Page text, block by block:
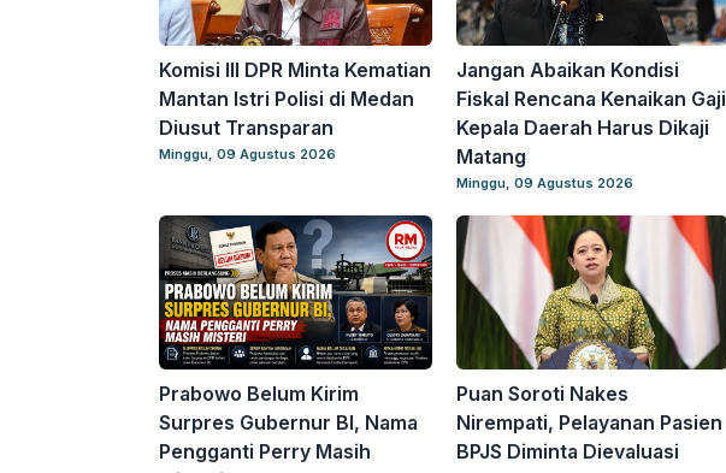
Komisi III DPR Minta Kematian
Mantan Istri Polisi di Medan
Diusut Transparan
Minggu, 09 Agustus 2026
Jangan Abaikan Kondisi
Fiskal Rencana Kenaikan Gaji
Kepala Daerah Harus Dikaji
Matang
Minggu, 09 Agustus 2026
Prabowo Belum Kirim
Surpres Gubernur BI, Nama
Pengganti Perry Masih
Puan Soroti Nakes
Nirempati, Pelayanan Pasien
BPJS Diminta Dievaluasi